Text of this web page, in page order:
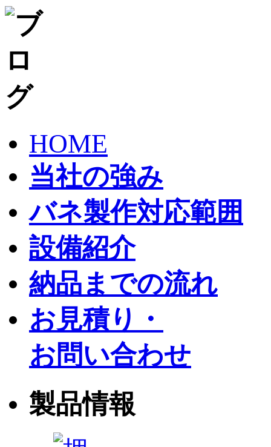
HOME
当社の強み
バネ製作対応範囲
設備紹介
納品までの流れ
お見積り・
お問い合わせ
製品情報